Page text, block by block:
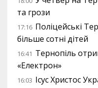
та грози
17:16 Поліцейські
більше сотні дітей
16:41 Тернопіль
«Електрон»
16:03 Ісус Христос